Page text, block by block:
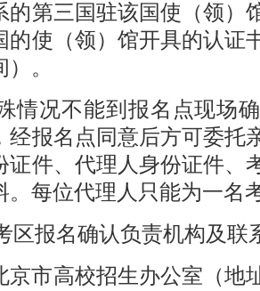
的第三国驻该国使（领）
的使（领）馆开具的认证
。
情况不能到报名点现场
经报名点同意后方可委托
证件、代理人身份证件、
。每位代理人只能为一名
区报名确认负责机构及联
京市高校招生办公室（地